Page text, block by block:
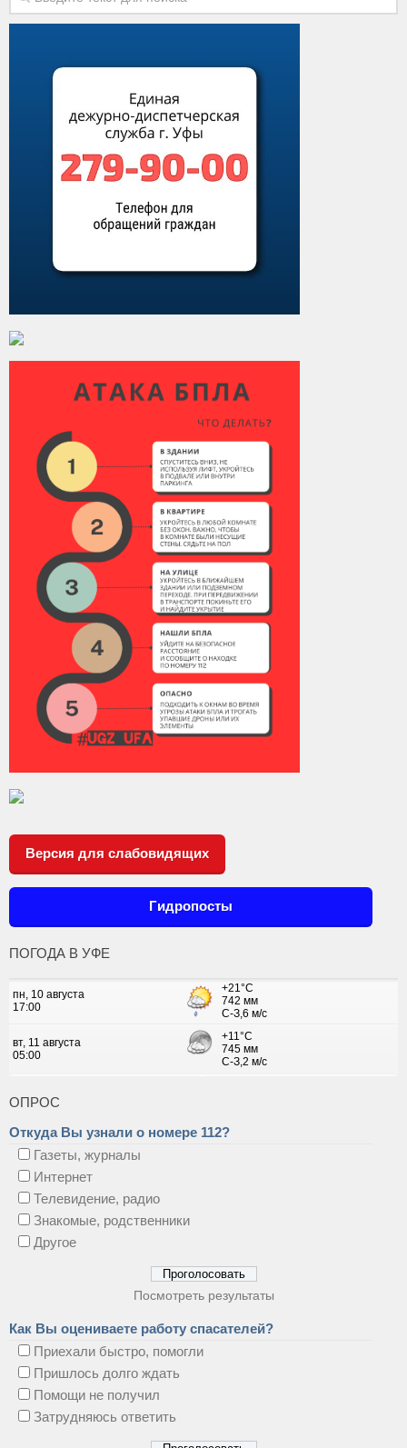
Версия для слабовидящих
Гидропосты
ПОГОДА В УФЕ
ОПРОС
Откуда Вы узнали о номере 112?
Газеты, журналы
Интернет
Телевидение, радио
Знакомые, родственники
Другое
Посмотреть результаты
Как Вы оцениваете работу спасателей?
Приехали быстро, помогли
Пришлось долго ждать
Помощи не получил
Затрудняюсь ответить